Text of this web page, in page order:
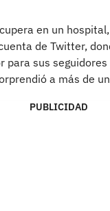
en un
de Twitter,
para sus
a más de
PUBLICIDAD